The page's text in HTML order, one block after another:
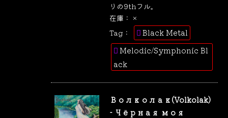
りの9thフル。
在庫： ×
Tag：
Black Metal
Melodic/Symphonic Bl
ack
Волколак(Volkolak)
- Чёрная моя